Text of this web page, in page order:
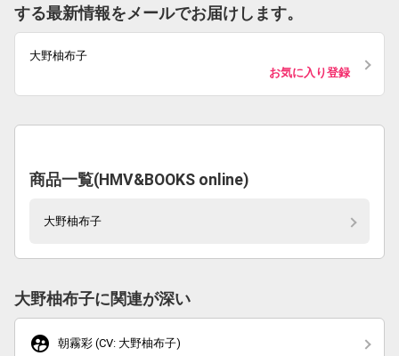
する最新情報をメールでお届けします。
大野柚布子
お気に入り登録
商品一覧(HMV&BOOKS online)
大野柚布子
大野柚布子に関連が深い
supervised_user_circle 朝霧彩 (CV: 大野柚布子)